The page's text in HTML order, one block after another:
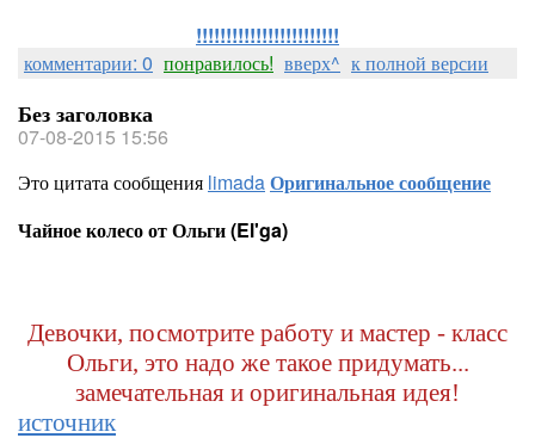
!!!!!!!!!!!!!!!!!!!!!!!!
комментарии: 0 понравилось! вверх^ к полной версии
Без заголовка
07-08-2015 15:56
Это цитата сообщения limadaОригинальное сообщение
Чайное колесо от Ольги (El'ga)
Девочки, посмотрите работу и мастер - класс
Ольги, это надо же такое придумать...
замечательная и оригинальная идея!
источник